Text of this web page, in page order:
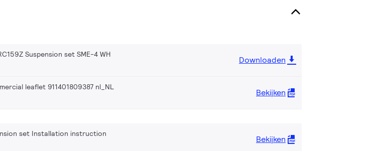
Suspension set SME-4 WH
Downloaden
leaflet 911401809387 nl_NL
Bekijken
set Installation instruction
Bekijken